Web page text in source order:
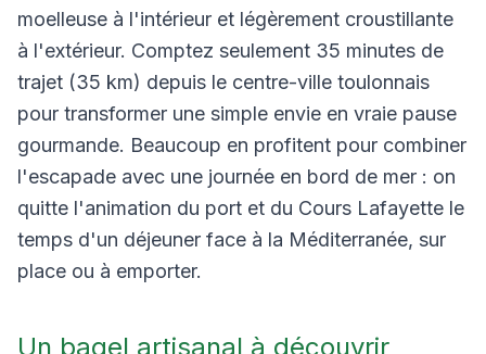
moelleuse à l'intérieur et légèrement croustillante
à l'extérieur. Comptez seulement 35 minutes de
trajet (35 km) depuis le centre-ville toulonnais
pour transformer une simple envie en vraie pause
gourmande. Beaucoup en profitent pour combiner
l'escapade avec une journée en bord de mer : on
quitte l'animation du port et du Cours Lafayette le
temps d'un déjeuner face à la Méditerranée, sur
place ou à emporter.
Un bagel artisanal à découvrir